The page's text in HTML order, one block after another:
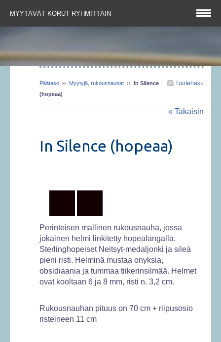
MYYTÄVÄT KORUT RYHMITTÄIN
Tuotehaku
Päätaso ›› Myytyjä, rukousnauhat ›› In Silence
(hopeaa)
« Takaisin
In Silence (hopeaa)
Perinteisen mallinen rukousnauha, jossa
jokainen helmi linkitetty hopealangalla.
Sterlinghopeiset Neitsyt-medaljonki ja sileä
pieni risti. Helminä mustaa onyksia,
obsidiaania ja tummaa tiikerinsilmää. Helmet
ovat kooltaan 6 ja 8 mm, risti n. 3,2 cm.
Rukousnauhan pituus on 70 cm + riipusosio
risteineen 11 cm